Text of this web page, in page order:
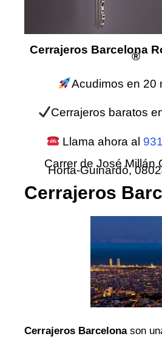
Cerrajeros Barcelona
®
Acudimos en 20
Cerrajeros baratos
Llama ahora al
Carrer de José Millán
Horta-Guinardó,
Cerrajeros
Cerrajeros Barcelonason